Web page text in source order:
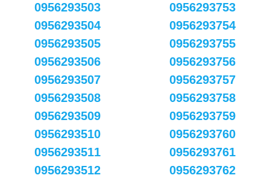
0956293503
0956293504
0956293505
0956293506
0956293507
0956293508
0956293509
0956293510
0956293511
0956293512
0956293753
0956293754
0956293755
0956293756
0956293757
0956293758
0956293759
0956293760
0956293761
0956293762